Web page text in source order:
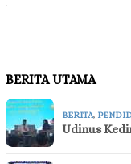
BERITA UTAMA
BERITA,
Udinus